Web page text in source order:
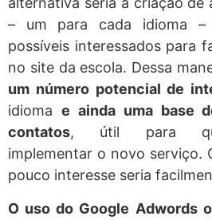
– um para cada idioma –
possíveis interessados para
no site da escola. Dessa
um número potencial de
idioma e ainda uma base
contatos, útil para
implementar o novo serviço.
pouco interesse seria
O uso do Google Adwords